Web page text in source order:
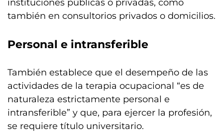
instituciones públicas o privadas, como
también en consultorios privados o domicilios.
Personal e intransferible
También establece que el desempeño de las
actividades de la terapia ocupacional “es de
naturaleza estrictamente personal e
intransferible” y que, para ejercer la profesión,
se requiere título universitario.